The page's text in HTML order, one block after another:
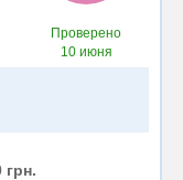
Проверено
10 июня
грн.